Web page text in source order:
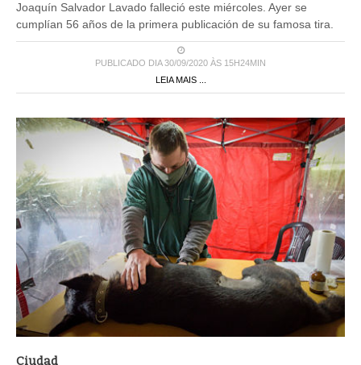
Joaquín Salvador Lavado falleció este miércoles. Ayer se
cumplían 56 años de la primera publicación de su famosa tira.
PUBLICADO DIA 30/09/2020 ÀS 15H24MIN
LEIA MAIS ...
Ciudad